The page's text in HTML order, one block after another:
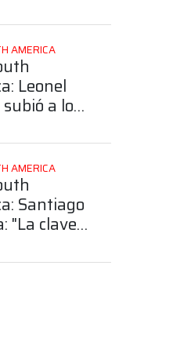
AMERICA
Leonel
a lo
tras el
AMERICA
Santiago
"La clave